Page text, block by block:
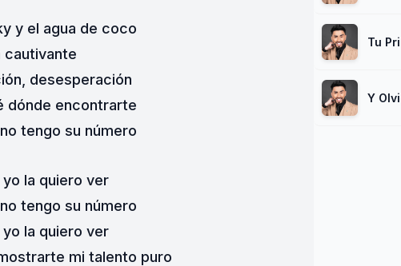
y el agua de coco
cautivante
desesperación
dónde encontrarte
tengo su número
la quiero ver
tengo su número
la quiero ver
mi talento puro
Tu
Y